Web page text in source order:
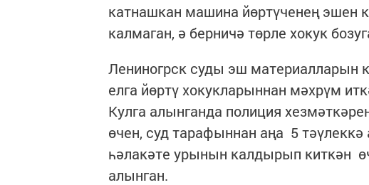
катнашкан машина йөртүченең эшен
калмаган, ә берничә төрле хокук
Лениногрск суды эш материалларын
елга йөртү хокукларыннан мәхрүм
Кулга алынганда полиция
өчен, суд тарафыннан аңа 5 тәүлеккә
һәлакәте урынын калдырып киткән
алынган.